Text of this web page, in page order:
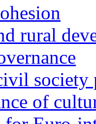
rural
society
of